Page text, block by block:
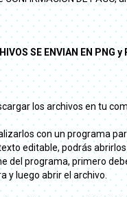
SE ENVIAN EN PNG y
los archivos en tu
con un programa
editable, podrás abrirlos
del programa, primero
y luego abrir el archivo.